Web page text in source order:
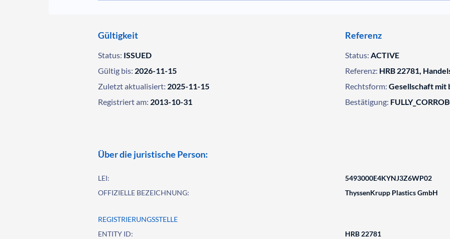
Gültigkeit
Status: ISSUED
Gültig bis: 2026-11-15
Zuletzt aktualisiert: 2025-11-15
Registriert am: 2013-10-31
Referenz
Status: ACTIVE
Referenz: HRB 22781,
Rechtsform: Gesellschaft mit
Bestätigung:
Über die juristische Person:
LEI:
5493000E4KYNJ3Z6WP02
OFFIZIELLE BEZEICHNUNG:
ThyssenKrupp Plastics GmbH
REGISTRIERUNGSSTELLE
ENTITY ID:
HRB 22781